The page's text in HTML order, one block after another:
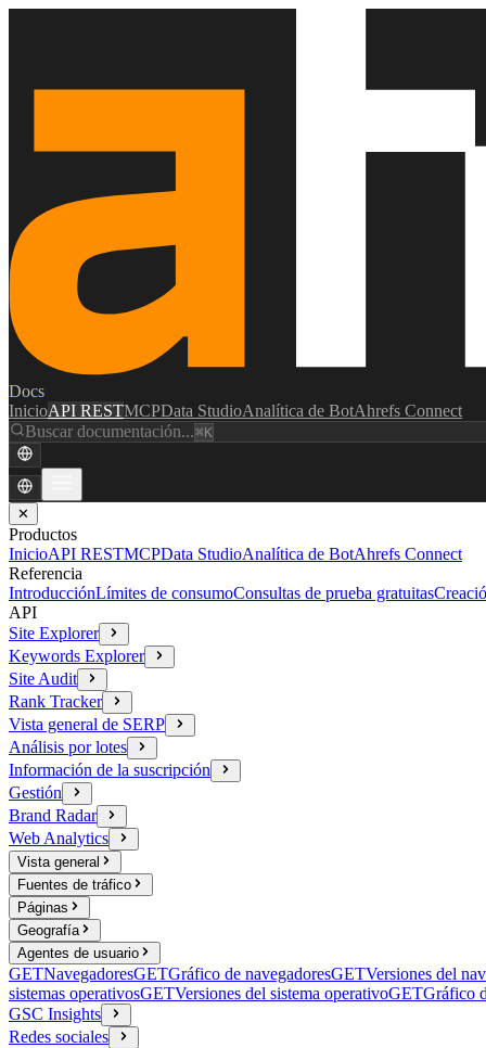
Docs
InicioAPI RESTMCPData StudioAnalítica de BotAhrefs Connect
Buscar documentación...⌘K
✕
Productos
InicioAPI RESTMCPData StudioAnalítica de BotAhrefs Connect
Referencia
IntroducciónLímites de consumoConsultas de prueba gratuitas
API
Site Explorer
Keywords Explorer
Site Audit
Rank Tracker
Vista general de SERP
Análisis por lotes
Información de la suscripción
Gestión
Brand Radar
Web Analytics
Vista general
Fuentes de tráfico
Páginas
Geografía
Agentes de usuario
GETNavegadoresGETGráfico de navegadoresGETVersiones del
sistemas operativosGETVersiones del sistema operativoGETGráfico
GSC Insights
Redes sociales